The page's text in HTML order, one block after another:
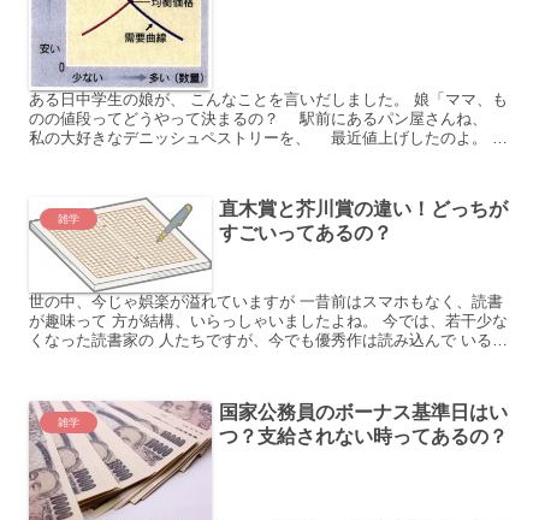
ある日中学生の娘が、 こんなことを言いだしました。 娘「ママ、も
のの値段ってどうやって決まるの？ 駅前にあるパン屋さんね、
私の大好きなデニッシュペストリーを、 最近値上げしたのよ。
雑学
直木賞と芥川賞の違い！どっちが
すごいってあるの？
世の中、今じゃ娯楽が溢れていますが 一昔前はスマホもなく、読書
が趣味って 方が結構、いらっしゃいましたよね。 今では、若干少な
くなった読書家の 人たちですが、今でも優秀作は読み込んで いるよ
雑学
国家公務員のボーナス基準日はい
つ？支給されない時ってあるの？